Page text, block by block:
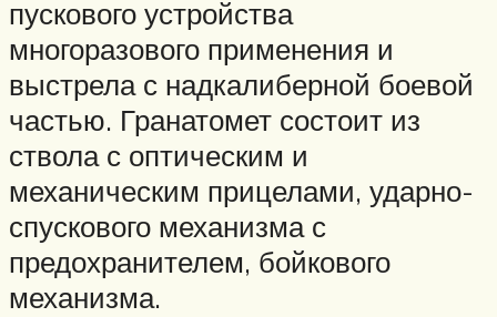
пускового устройства
многоразового применения и
выстрела с надкалиберной боевой
частью. Гранатомет состоит из
ствола с оптическим и
механическим прицелами, ударно-
спускового механизма с
предохранителем, бойкового
механизма.